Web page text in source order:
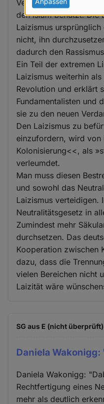
Verteidigung der
den Islam benutzt. Die
Laizismus
nicht, ihn
dadurch den
Ein Teil der extremen
Laizismus weiterhin
Revolution und erklärt
Fundamentalisten und
sie zu den neuen
Den Laizismus zu
einzufordern, wird von
Kolonisierung<<, als
verleumdet.
Man muss diesen
und sowohl das
Laizismus verteidigen.
Neutralitätsgesetz in
Zumindest mehr
durchsetzen. Das
Kooperation zwischen
dazu, dass die
vielen Bereichen nicht
Laizität wäre
SG aus E (nicht überprüft)
Daniela Wakonigg:
Daniela Wakonigg:
Rechtfertigung eines
mehr als deutlich
Daten
und
Cookies